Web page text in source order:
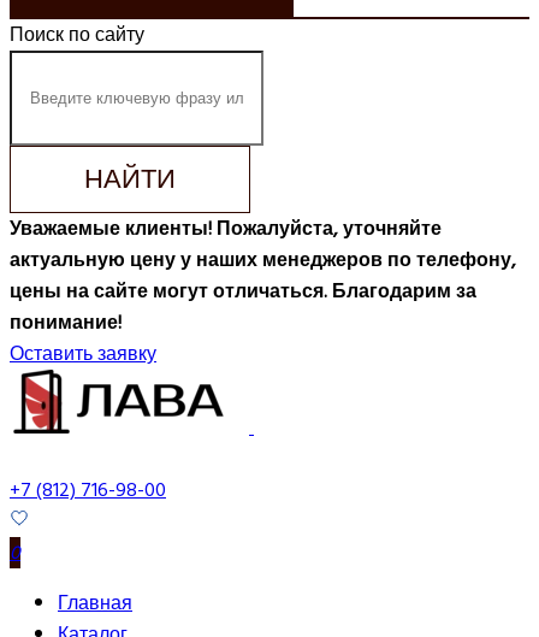
Поиск по сайту
НАЙТИ
Уважаемые клиенты! Пожалуйста, уточняйте
актуальную цену у наших менеджеров по телефону,
цены на сайте могут отличаться. Благодарим за
понимание!
Оставить заявку
+7 (812) 716-98-00
0
Главная